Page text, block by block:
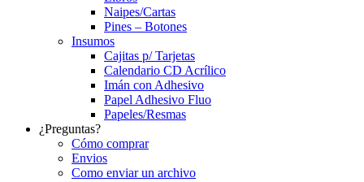
Naipes/Cartas
Pines – Botones
Insumos
Cajitas p/ Tarjetas
Calendario CD Acrílico
Imán con Adhesivo
Papel Adhesivo Fluo
Papeles/Resmas
¿Preguntas?
Cómo comprar
Envios
Como enviar un archivo